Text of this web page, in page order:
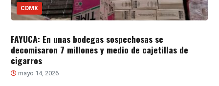
CDMX
FAYUCA: En unas bodegas sospechosas se
decomisaron 7 millones y medio de cajetillas de
cigarros
mayo 14, 2026